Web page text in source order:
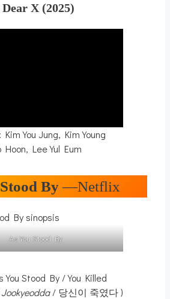
X (2025)
You Jung, Kim Young
Lee Yul Eum
By—Netflix
As You Stood By
You Stood By / You Killed
/ 당신이 죽였다 )